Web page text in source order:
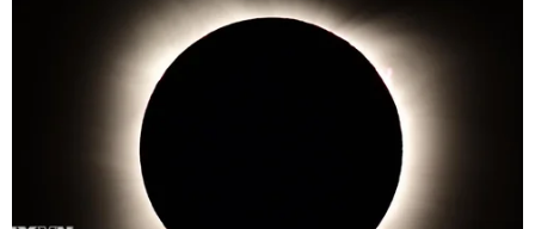
Phó Thủ tướng Thường trực Trương Hòa Bình phát biểu chỉ đạo
tại buổi làm việc với lãnh đạo tỉnh An Giang. (Ảnh: Thanh
Ngày 21/8, Đoàn công tác của Chính phủ do